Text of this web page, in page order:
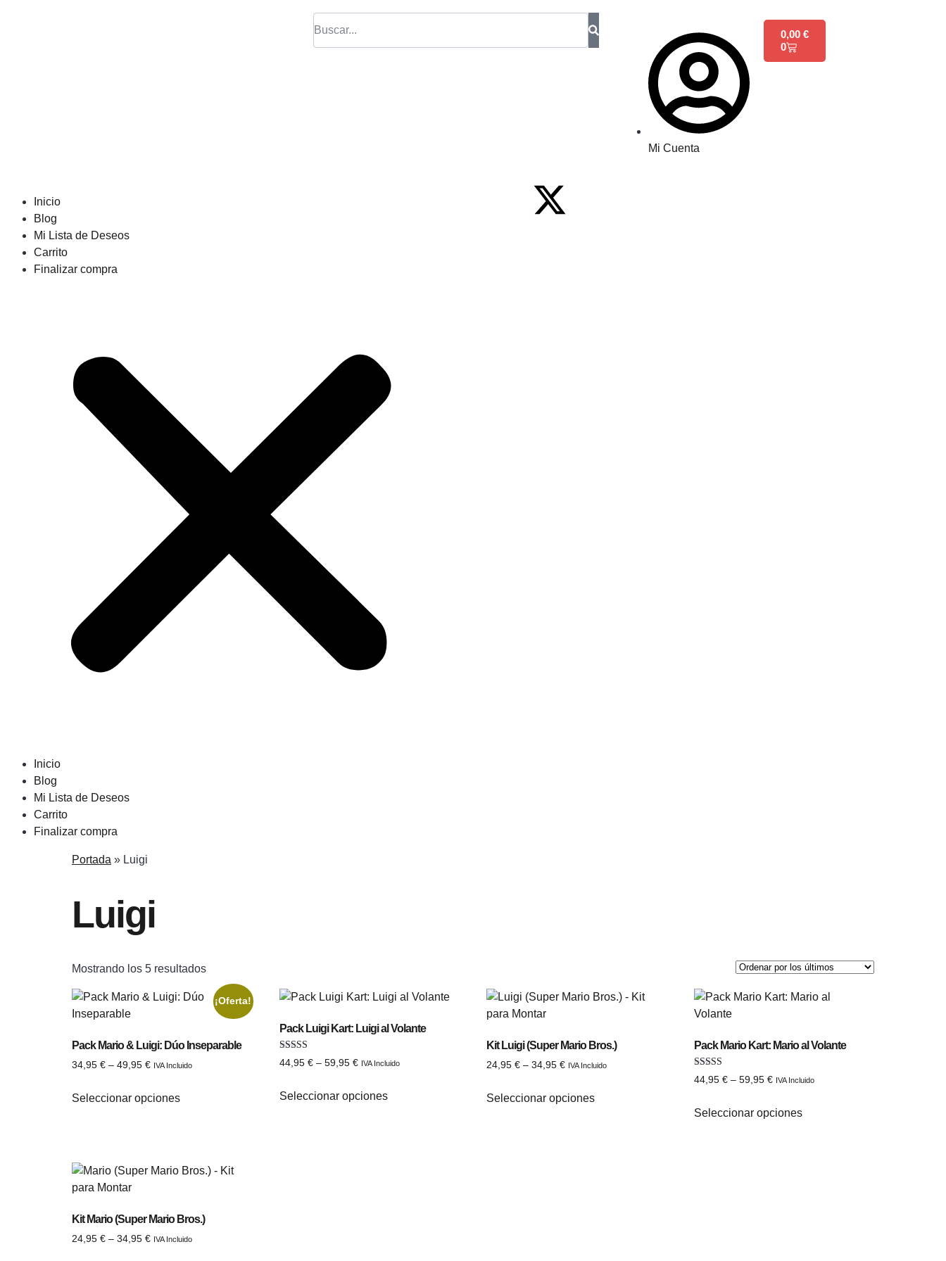
Mi Cuenta
0,00 €
0
Inicio
Blog
Mi Lista de Deseos
Carrito
Finalizar compra
Inicio
Blog
Mi Lista de Deseos
Carrito
Finalizar compra
Portada » Luigi
Luigi
Mostrando los 5 resultados
¡Oferta!
Pack Mario & Luigi: Dúo Inseparable
34,95 € – 49,95 € IVA Incluido
Seleccionar opciones
Pack Luigi Kart: Luigi al Volante
Valorado con
5.00
44,95 €– 59,95 € IVA Incluido
Seleccionar opciones
Kit Luigi (Super Mario Bros.)
24,95€ –34,95€ IVA Incluido
Seleccionar opciones
Pack Mario Kart: Mario al Volante
Valorado con
5.00
44,95€ –59,95€ IVA Incluido
Seleccionar opciones
Kit Mario (Super Mario Bros.)
24,95 € – 34,95 € IVA Incluido